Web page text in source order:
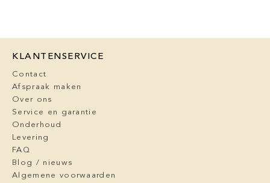
KLANTENSERVICE
Contact
Afspraak maken
Over ons
Service en garantie
Onderhoud
Levering
FAQ
Blog / nieuws
Algemene voorwaarden